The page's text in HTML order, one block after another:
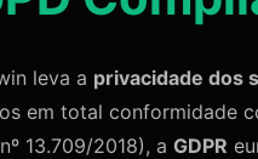
leva a privacidade dos
em total conformidade
13.709/2018), a GDPR